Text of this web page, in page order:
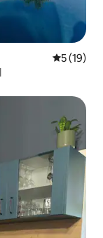
5 av 5 i
5 (19)